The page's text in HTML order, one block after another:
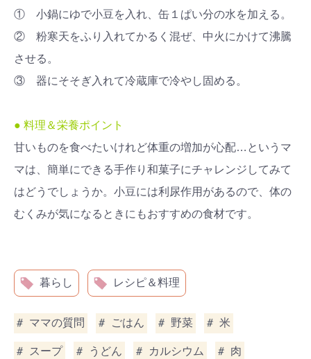
① 小鍋にゆで小豆を入れ、缶１ぱい分の水を加える。
② 粉寒天をふり入れてかるく混ぜ、中火にかけて沸騰
させる。
③ 器にそそぎ入れて冷蔵庫で冷やし固める。
● 料理＆栄養ポイント
甘いものを食べたいけれど体重の増加が心配…というマ
マは、簡単にできる手作り和菓子にチャレンジしてみて
はどうでしょうか。小豆には利尿作用があるので、体の
むくみが気になるときにもおすすめの食材です。
暮らし レシピ＆料理
ママの質問 ごはん 野菜 米
スープ うどん カルシウム 肉